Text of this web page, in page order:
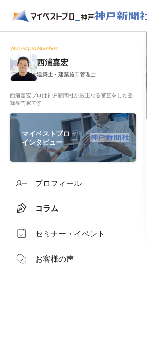
Mybestpro Members
西浦嘉宏
建築士・建築施工管理士
西浦嘉宏プロは神戸新聞社が厳正なる審査をした登
録専門家です
マイベストプロ・
インタビュー
プロフィール
コラム
セミナー・イベント
お客様の声